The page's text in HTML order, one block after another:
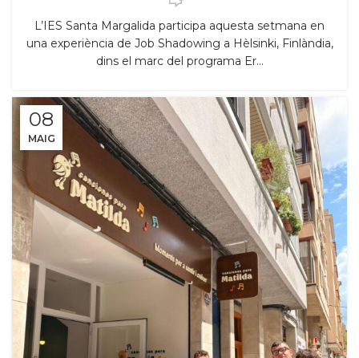
L’IES Santa Margalida participa aquesta setmana en
una experiència de Job Shadowing a Hèlsinki, Finlàndia,
dins el marc del programa Er...
08
MAIG